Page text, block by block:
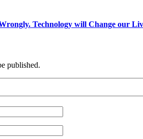
Technology will Change our
published.